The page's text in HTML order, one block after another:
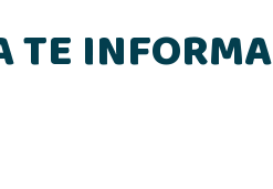
TE INFORMA